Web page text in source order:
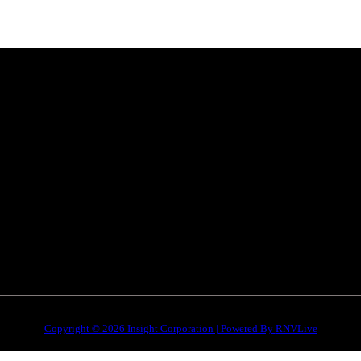
Copyright © 2026 Insight Corporation | Powered By RNVLive